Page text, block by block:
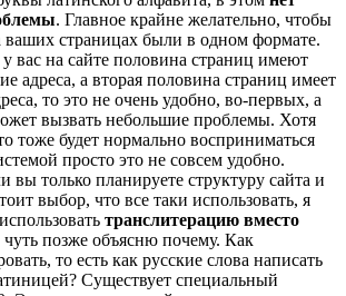
. Главное крайне желательно, чтобы
ваших страницах были в одном формате.
у вас на сайте половина страниц имеют
адреса, а вторая половина страниц имеет
то это не очень удобно, во-первых, а
вызвать небольшие проблемы. Хотя
тоже будет нормально восприниматься
просто это не совсем удобно.
вы только планируете структуру сайта и
выбор, что все таки использовать, я
транслитерацию вместо
чуть позже объясню почему. Как
то есть как русские слова написать
Существует специальный